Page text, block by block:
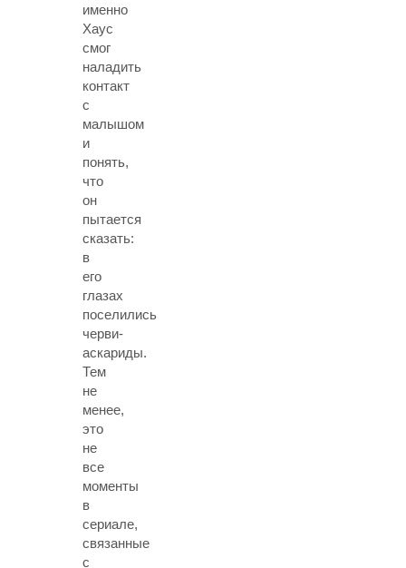
именно
Хаус
смог
наладить
контакт
с
малышом
и
понять,
что
он
пытается
сказать:
в
его
глазах
поселились
черви-
аскариды.
Тем
не
менее,
это
не
все
моменты
в
сериале,
связанные
с